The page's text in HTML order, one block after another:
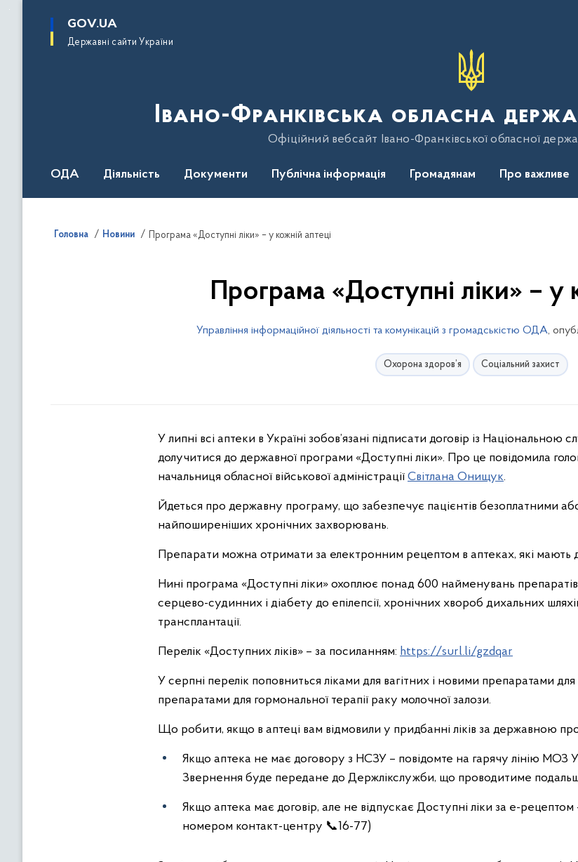
основного
GOV.UA
Державні сайти України
Івано-Франківська обласна
Офіційний вебсайт Івано-Франківської обласної
ОДА Діяльність Документи Публічна інформація Громадянам Про важливе
Головна Новини Програма «Доступні ліки» – у кожній аптеці
Програма «Доступні ліки» – у
Управління інформаційної діяльності та комунікацій з громадськістю ОДА,
Охорона здоров’я Соціальний захист
У липні всі аптеки в Україні зобов’язані підписати договір із
долучитися до державної програми «Доступні ліки». Про це повідомила
начальниця обласної військової адміністрації Світлана Онищук.
Йдеться про державну програму, що забезпечує пацієнтів безоплатними
найпоширеніших хронічних захворювань.
Препарати можна отримати за електронним рецептом в аптеках, які мають
Нині програма «Доступні ліки» охоплює понад 600 найменувань препаратів
серцево-судинних і діабету до епілепсії, хронічних хвороб дихальних
трансплантації.
Перелік «Доступних ліків» – за посиланням: https://surl.li/gzdqar
У серпні перелік поповниться ліками для вагітних і новими препаратами
препаратами для гормональної терапії раку молочної залози.
Що робити, якщо в аптеці вам відмовили у придбанні ліків за державною
Якщо аптека не має договору з НСЗУ – повідомте на гарячу лінію МОЗ
Звернення буде передане до Держлікслужби, що проводитиме
Якщо аптека має договір, але не відпускає Доступні ліки за е-
номером контакт-центру 📞16-77)